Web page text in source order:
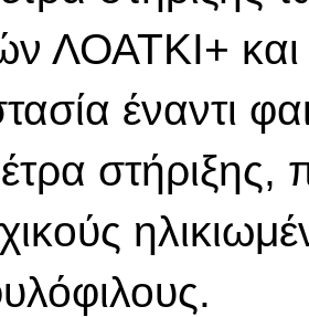
ΛΟΑΤΚΙ+ και
έναντι
στήριξης,